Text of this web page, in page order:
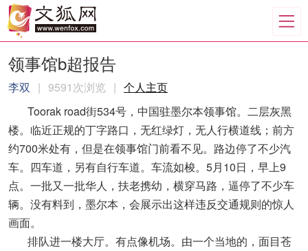
领事馆b超报告
李双 | 9591次浏览 | 个人主页
Toorak road街534号，中国驻墨尔本领事馆。二层灰黑
楼。临近正规的丁字路口，无红绿灯，无人行横道线；前方
约700米处有，但是在领事馆门前看不见。路边停了不少汽
车。四车道，另有自行车道。车流如梭。5月10日，早上9
点。一批又一批华人，扶老携幼，横穿马路，逼停了不少车
辆。没有料到，墨尔本，会展示出这样违反交通规则的惊人
画面。
排队进一楼大厅。有点像机场。由一个当地的，面目苍